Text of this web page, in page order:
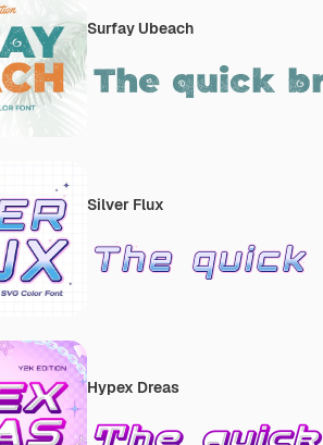
Surfay Ubeach
Silver Flux
Hypex Dreas